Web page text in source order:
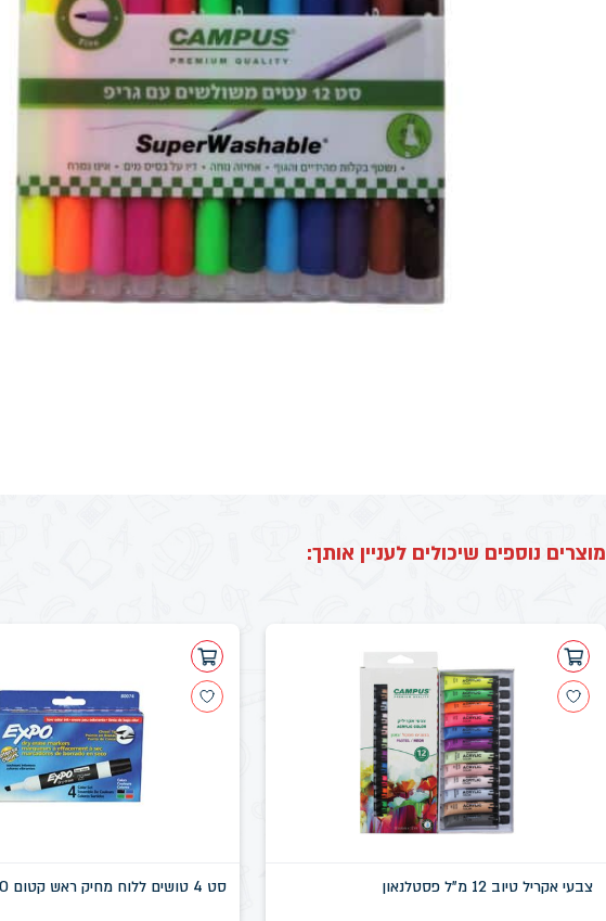
מוצרים נוספים שיכולים לעניין אותך:
צבעי אקריל טיוב 12 מ"ל פסטלנאון סט 4 טושים ללוח מחיק ראש קטום EXPO